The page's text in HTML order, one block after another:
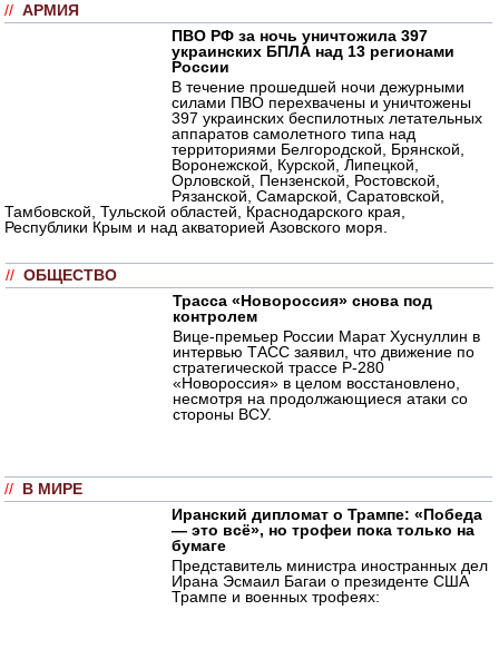
// АРМИЯ
ПВО РФ за ночь уничтожила 397
украинских БПЛА над 13 регионами
России
В течение прошедшей ночи дежурными
силами ПВО перехвачены и уничтожены
397 украинских беспилотных летательных
аппаратов самолетного типа над
территориями Белгородской, Брянской,
Воронежской, Курской, Липецкой,
Орловской, Пензенской, Ростовской,
Рязанской, Самарской, Саратовской,
Тамбовской, Тульской областей, Краснодарского края,
Республики Крым и над акваторией Азовского моря.
// ОБЩЕСТВО
Трасса «Новороссия» снова под
контролем
Вице-премьер России Марат Хуснуллин в
интервью ТАСС заявил, что движение по
стратегической трассе Р-280
«Новороссия» в целом восстановлено,
несмотря на продолжающиеся атаки со
стороны ВСУ.
// В МИРЕ
Иранский дипломат о Трампе: «Победа
— это всё», но трофеи пока только на
бумаге
Представитель министра иностранных дел
Ирана Эсмаил Багаи о президенте США
Трампе и военных трофеях: